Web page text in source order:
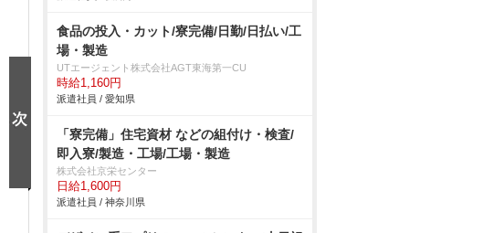
食品の投入・カット/寮完備/日勤/日払い/工
場・製造
UTエージェント株式会社AGT東海第一CU
時給1,160円
派遣社員 / 愛知県
「寮完備」住宅資材 などの組付け・検査/
即入寮/製造・工場/工場・製造
株式会社京栄センター
日給1,600円
派遣社員 / 神奈川県